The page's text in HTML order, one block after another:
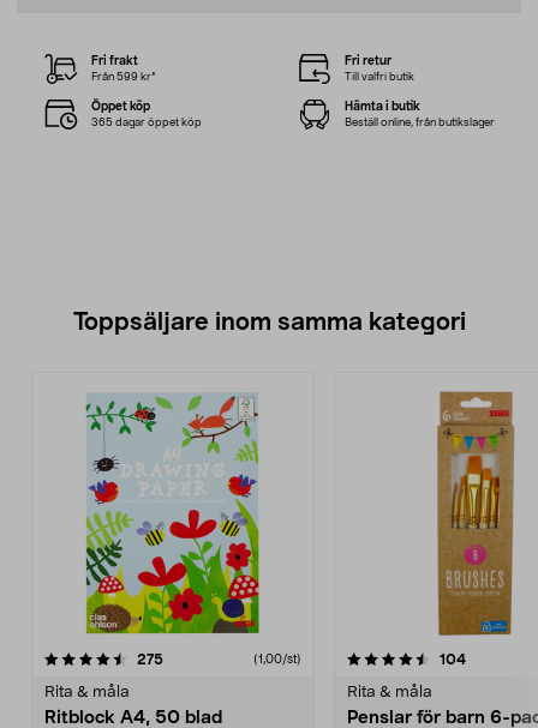
Fri frakt
Från 599 kr*
Fri retur
Till valfri butik
Öppet köp
365 dagar öppet köp
Hämta i butik
Beställ online, från butikslager
Toppsäljare inom samma kategori
275recensioner (1,00/st)
Rita & måla
Ritblock A4, 50 blad
4.5 av 5 stjärnor 104
Rita & måla
Penslar för barn 6-
4.5 av 5 stjärnor